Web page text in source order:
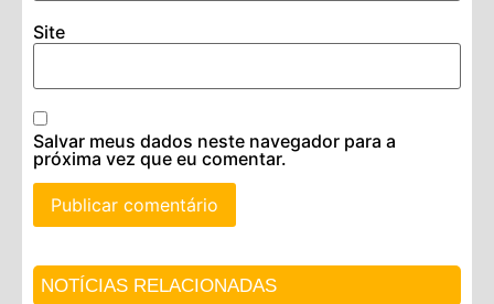
Site
Salvar meus dados neste navegador para a
próxima vez que eu comentar.
NOTÍCIAS RELACIONADAS